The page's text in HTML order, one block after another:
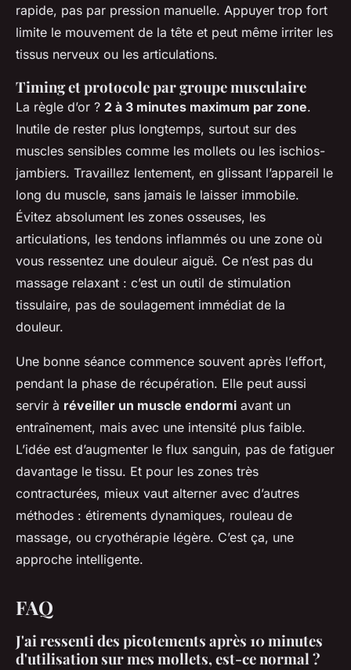
rapide, pas par pression manuelle. Appuyer trop fort
limite le mouvement de la tête et peut même irriter les
tissus nerveux ou les articulations.
Timing et protocole par groupe musculaire
La règle d’or ? 2 à 3 minutes maximum par zone.
Inutile de rester plus longtemps, surtout sur des
muscles sensibles comme les mollets ou les ischios-
jambiers. Travaillez lentement, en glissant l’appareil le
long du muscle, sans jamais le laisser immobile.
Évitez absolument les zones osseuses, les
articulations, les tendons inflammés ou une zone où
vous ressentez une douleur aiguë. Ce n’est pas du
massage relaxant : c’est un outil de stimulation
tissulaire, pas de soulagement immédiat de la
douleur.
Une bonne séance commence souvent après l’effort,
pendant la phase de récupération. Elle peut aussi
servir à réveiller un muscle endormi avant un
entraînement, mais avec une intensité plus faible.
L’idée est d’augmenter le flux sanguin, pas de fatiguer
davantage le tissu. Et pour les zones très
contracturées, mieux vaut alterner avec d’autres
méthodes : étirements dynamiques, rouleau de
massage, ou cryothérapie légère. C’est ça, une
approche intelligente.
FAQ
J'ai ressenti des picotements après 10 minutes
d'utilisation sur mes mollets, est-ce normal ?